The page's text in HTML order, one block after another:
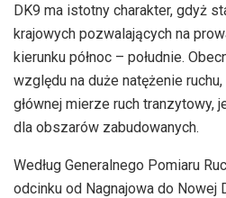
DK9 ma istotny charakter, gdyż
krajowych pozwalających na
kierunku północ – południe.
względu na duże natężenie
głównej mierze ruch tranzytowy,
dla obszarów zabudowanych.
Według Generalnego Pomiaru
odcinku od Nagnajowa do Nowej